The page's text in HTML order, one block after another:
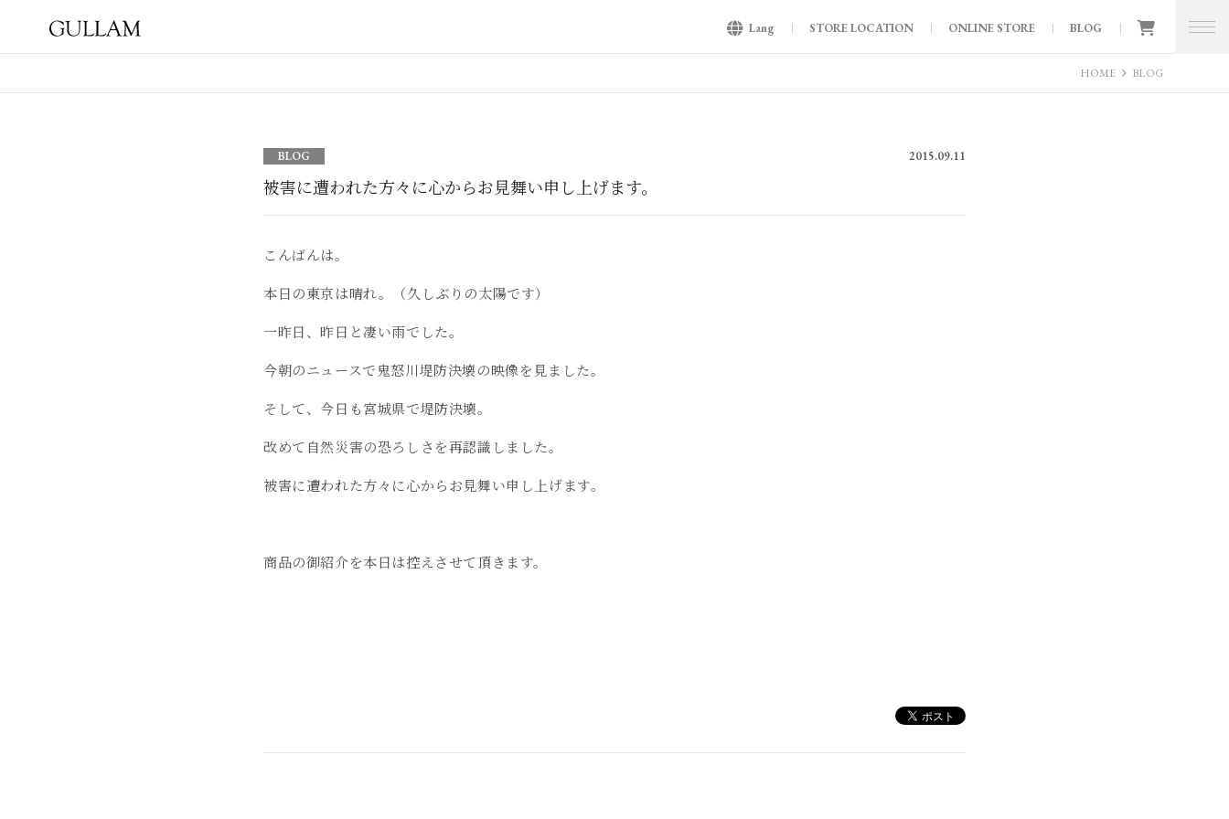
Lang STORE LOCATION ONLINE STORE BLOG
HOME BLOG
BLOG 2015.09.11
被害に遭われた方々に心からお見舞い申し上げます。
こんばんは。
本日の東京は晴れ。（久しぶりの太陽です）
一昨日、昨日と凄い雨でした。
今朝のニュースで鬼怒川堤防決壊の映像を見ました。
そして、今日も宮城県で堤防決壊。
改めて自然災害の恐ろしさを再認識しました。
被害に遭われた方々に心からお見舞い申し上げます。
商品の御紹介を本日は控えさせて頂きます。